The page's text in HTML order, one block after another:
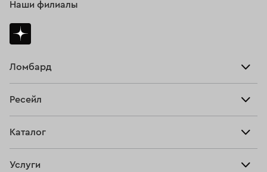
Ломбард
Тарифы
Ресейл
Купить
Каталог
Услуги
Наши филиалы